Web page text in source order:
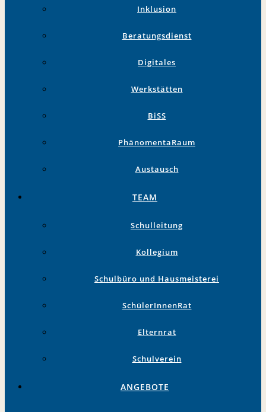
Inklusion
Beratungsdienst
Digitales
Werkstätten
BiSS
PhänomentaRaum
Austausch
TEAM
Schulleitung
Kollegium
Schulbüro und Hausmeisterei
SchülerInnenRat
Elternrat
Schulverein
ANGEBOTE